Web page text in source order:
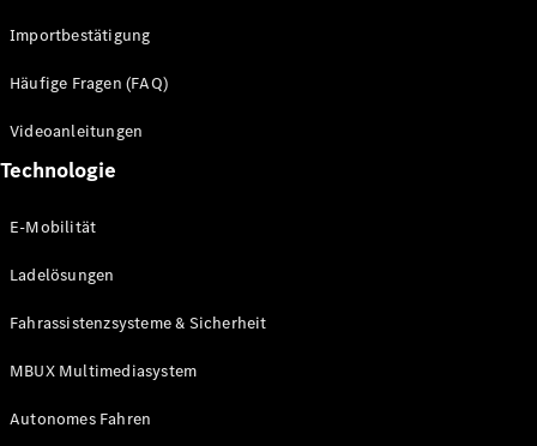
Mercedes-
Schweiz
Händlersuche
Ambassadoren
Events
Mercedes
Kulinarik
Zurich Film
Festival
(Golf)
Importbestätigung
Häufige Fragen (FAQ)
Videoanleitungen
Technologie
E-Mobilität
Ladelösungen
Fahrassistenzsysteme & Sicherheit
MBUX Multimediasystem
Autonomes Fahren